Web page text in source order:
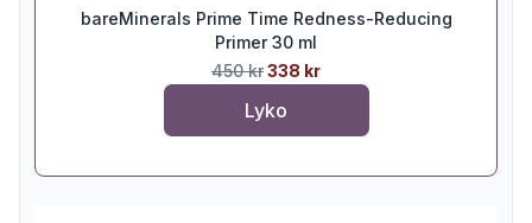
bareMinerals Prime Time Redness-Reducing
Primer 30 ml
450 kr338 kr
Lyko